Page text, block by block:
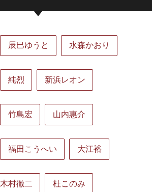
辰巳ゆうと 水森かおり
純烈 新浜レオン
竹島宏 山内惠介
福田こうへい 大江裕
木村徹二 杜このみ